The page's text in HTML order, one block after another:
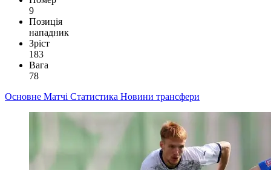
9
Позиція
нападник
Зріст
183
Вага
78
Основне Матчі Статистика Новини трансфери